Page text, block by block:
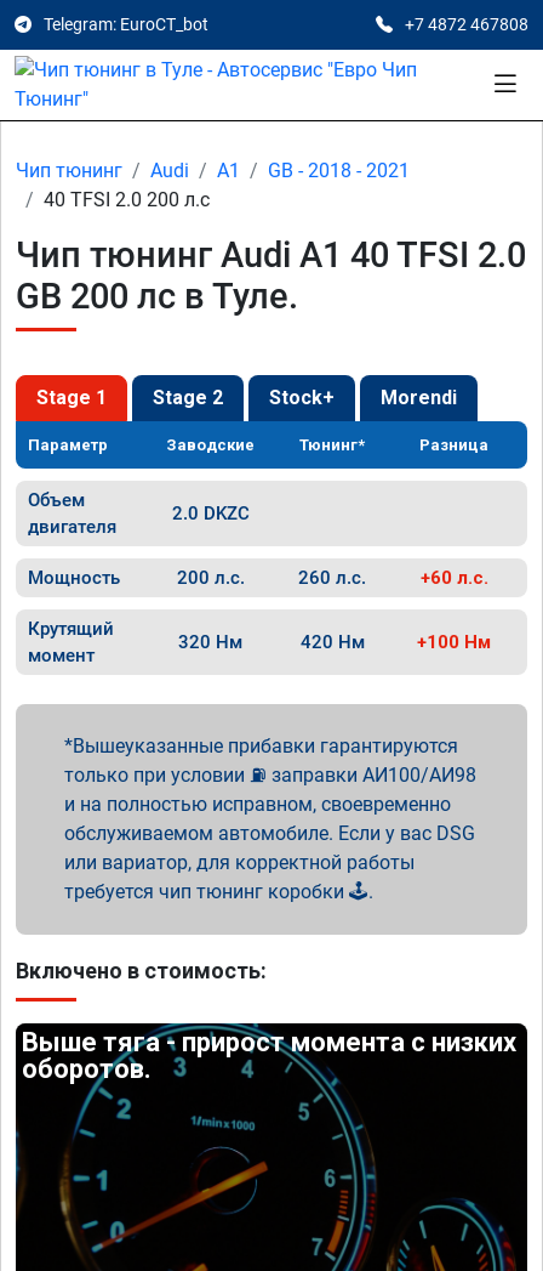
Telegram: EuroCT_bot +7 4872 467808
Чип тюнинг Audi A1
GB - 2018 - 2021
40 TFSI 2.0 200 л.с
Чип тюнинг Audi A1 40 TFSI 2.0
GB 200 лс в Туле.
Stage 1 Stage 2 Stock+ Morendi
Параметр Заводские Тюнинг* Разница
Объем
двигателя
2.0 DKZC
Мощность 200 л.с. 260 л.с. +60 л.с.
Крутящий
момент
320 Нм 420 Нм +100 Нм
Вышеуказанные прибавки гарантируются
только при условии ⛽ заправки АИ100/АИ98
и на полностью исправном, своевременно
обслуживаемом автомобиле. Если у вас DSG
или вариатор, для корректной работы
требуется чип тюнинг коробки 🕹️.
Включено в стоимость:
Выше тяга - прирост момента с низких
оборотов.